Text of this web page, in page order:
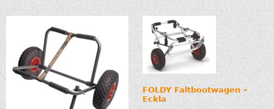
FOLDY Faltbootwagen –
Eckla